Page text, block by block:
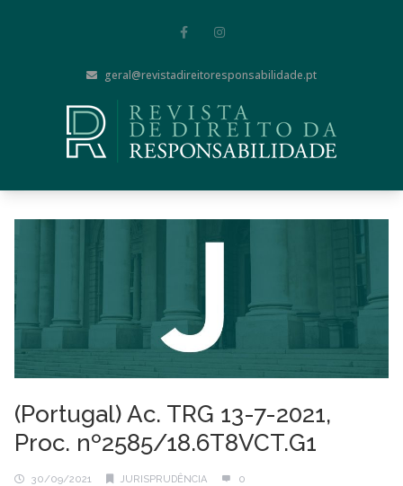
geral@revistadireitoresponsabilidade.pt
(Portugal) Ac. TRG 13-7-2021,
Proc. nº2585/18.6T8VCT.G1
30/09/2021 JURISPRUDÊNCIA 0